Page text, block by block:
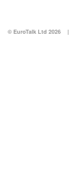
© EuroTalk Ltd 2026 |